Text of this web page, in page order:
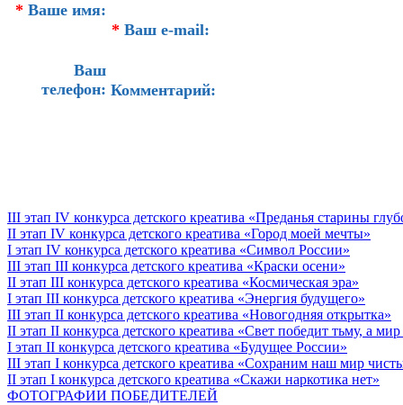
* Ваше имя:
* Ваш e-mail:
Ваш
телефон: Комментарий:
III этап IV конкурса детского креатива «Преданья старины
II этап IV конкурса детского креатива «Город моей мечты»
I этап IV конкурса детского креатива «Символ России»
III этап III конкурса детского креатива «Краски осени»
II этап III конкурса детского креатива «Космическая эра»
I этап III конкурса детского креатива «Энергия будущего»
III этап II конкурса детского креатива «Новогодняя открытка»
II этап II конкурса детского креатива «Свет победит тьму, а
I этап II конкурса детского креатива «Будущее России»
III этап I конкурса детского креатива «Сохраним наш мир
II этап I конкурса детского креатива «Скажи наркотика нет»
ФОТОГРАФИИ ПОБЕДИТЕЛЕЙ